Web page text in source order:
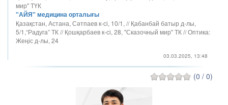
мир" ТҮК
"АЙЯ" медицина орталығы
Қазақстан, Астана, Сәтпаев к-сі, 10/1, // Қабанбай батыр д-лы,
5/1,“Радуга” ТК // Қошқарбаев к-сі, 28, "Сказочный мир" ТК // Оптика:
Жеңіс д-лы, 24
03.03.2025, 13:48
(0 / 0)